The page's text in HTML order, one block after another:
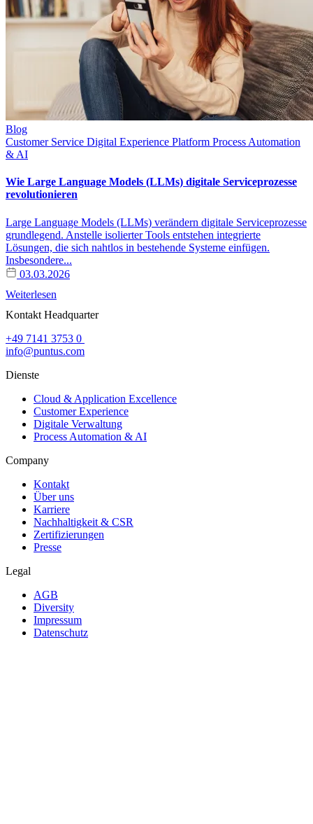
Blog
Customer Service Digital Experience Platform Process Automation
& AI
Wie Large Language Models (LLMs) digitale Serviceprozesse
revolutionieren
Large Language Models (LLMs) verändern digitale Serviceprozesse
grundlegend. Anstelle isolierter Tools entstehen integrierte
Lösungen, die sich nahtlos in bestehende Systeme einfügen.
Insbesondere...
03.03.2026
Weiterlesen
Kontakt Headquarter
Contact
+49 7141 3753 0
info@puntus.com
Dienste
Cloud & Application Excellence
Customer Experience
Digitale Verwaltung
Process Automation & AI
Company
Kontakt
Über uns
Karriere
Nachhaltigkeit & CSR
Zertifizierungen
Presse
Legal
AGB
Diversity
Impressum
Datenschutz